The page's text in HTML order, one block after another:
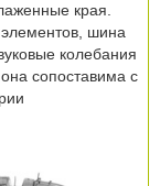
края.
шина
колебания
сопоставима с